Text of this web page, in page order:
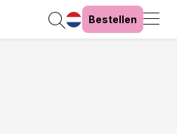
Bestellen